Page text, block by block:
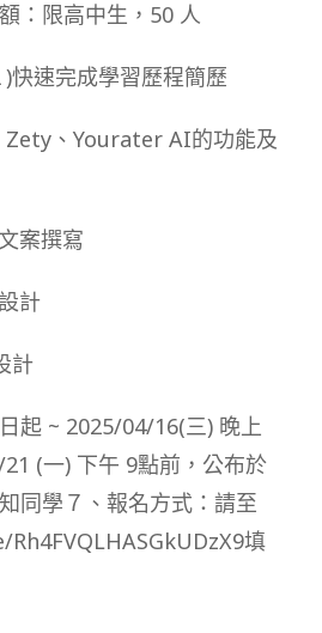
：限高中生，50 人
快速完成學習歷程簡歷
Zety、Yourater AI的功能及
案撰寫
計
計
起 ~ 2025/04/16(三) 晚上
(一) 下午 9點前，公布於
同學７、報名方式：請至
填